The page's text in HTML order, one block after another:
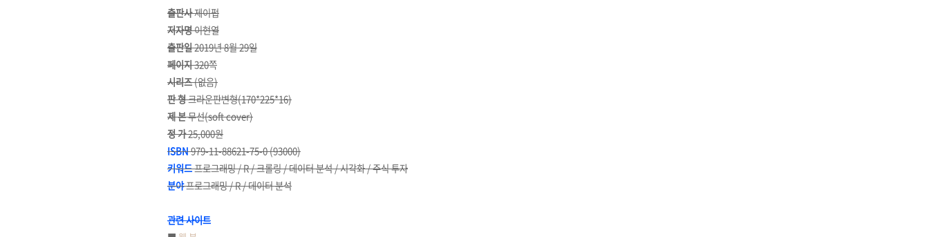
출판사제이펍
저자명이현열
출판일2019년 8월 29일
페이지320쪽
시리즈(없음)
판 형크라운판변형(170*225*16)
제 본무선(soft cover)
정 가25,000원
ISBN979-11-88621-75-0 (93000)
키워드프로그래밍 / R / 크롤링 / 데이터 분석 / 시각화 / 주식 투자
분야프로그래밍 / R / 데이터 분석
관련 사이트